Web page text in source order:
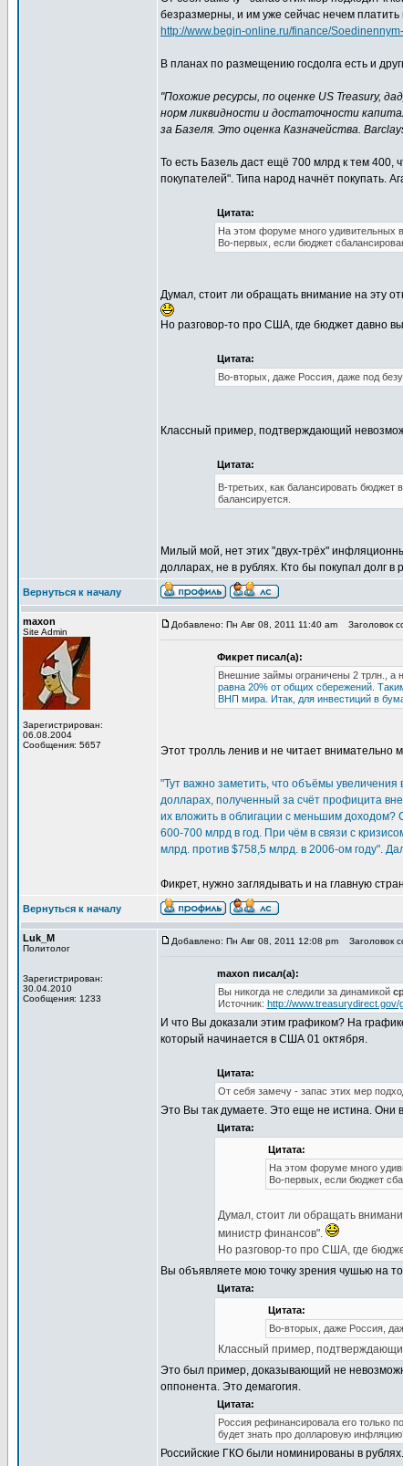
безразмерны, и им уже сейчас нечем платить
http://www.begin-online.ru/finance/
В планах по размещению госдолга есть и
"Похожие ресурсы, по оценке US Treasury,
норм ликвидности и достаточности
за Базеля. Это оценка Казначейства.
То есть Базель даст ещё 700 млрд к тем
покупателей". Типа народ начнёт покупать.
Цитата:
На этом форуме много удивительных
Во-первых, если бюджет
Думал, стоит ли обращать внимание на эту
Но разговор-то про США, где бюджет давно
Цитата:
Во-вторых, даже Россия, даже под
Классный пример, подтверждающий
Цитата:
В-третьих, как балансировать
балансируется.
Милый мой, нет этих "двух-трёх"
долларах, не в рублях. Кто бы покупал долг
Вернуться к началу
maxon
Site Admin
Зарегистрирован:
06.08.2004
Сообщения: 5657
Добавлено: Пн Авг 08, 2011 11:40 am Заголовок
Фикрет писал(а):
Внешние займы ограничены 2 трлн., а
равна 20% от общих сбережений.
ВНП мира. Итак, для инвестиций в
Этот тролль ленив и не читает внимательно
"Тут важно заметить, что объёмы
долларах, полученный за счёт профицита
их вложить в облигации с меньшим
600-700 млрд в год. При чём в связи с
млрд. против $758,5 млрд. в 2006-ом году".
Фикрет, нужно заглядывать и на главную
Вернуться к началу
Luk_M
Политолог
Зарегистрирован:
30.04.2010
Сообщения: 1233
Добавлено: Пн Авг 08, 2011 12:08 pm Заголовок
maxon писал(а):
Вы никогда не следили за динамикой
Источник: http://
И что Вы доказали этим графиком? На
который начинается в США 01 октября.
Цитата:
От себя замечу - запас этих мер
Это Вы так думаете. Это еще не истина. Они
Цитата:
Цитата:
На этом форуме много
Во-первых, если бюджет
Думал, стоит ли обращать
министр финансов".
Но разговор-то про США, где
Вы объявляете мою точку зрения чушью на
Цитата:
Цитата:
Во-вторых, даже Россия,
Классный пример,
Это был пример, доказывающий не
оппонента. Это демагогия.
Цитата:
Россия рефинансировала его только
будет знать про долларовую
Российские ГКО были номинированы в